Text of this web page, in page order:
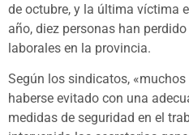
de octubre, y la última víctima
año, diez personas han
laborales en la provincia.
Según los sindicatos,
haberse evitado con una
medidas de seguridad en el